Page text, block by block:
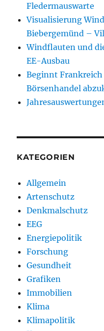
Fledermauswarte
Visualisierung
Biebergemünd –
Windflauten und
EE-Ausbau
Beginnt
Börsenhandel
KATEGORIEN
Allgemein
Artenschutz
Denkmalschutz
EEG
Energiepolitik
Forschung
Gesundheit
Grafiken
Immobilien
Klima
Klimapolitik